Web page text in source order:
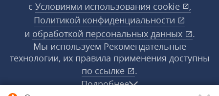
с Условиями использования cookie
,
Политикой конфиденциальности
и обработкой персональных данных
.
Мы используем Рекомендательные
технологии, их правила применения доступны
по ссылке
.
Подробнее